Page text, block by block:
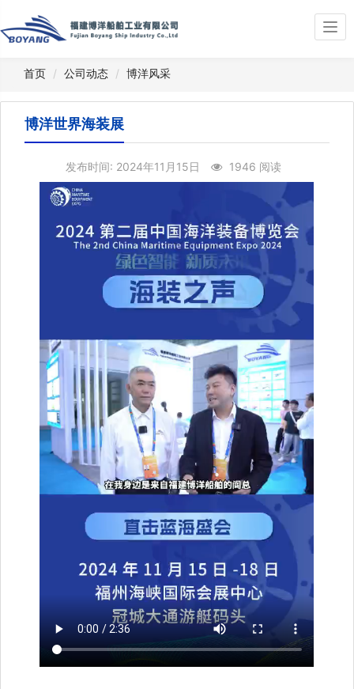
首页 公司动态 博洋风采
博洋世界海装展
发布时间: 2024年11月15日 1946 阅读